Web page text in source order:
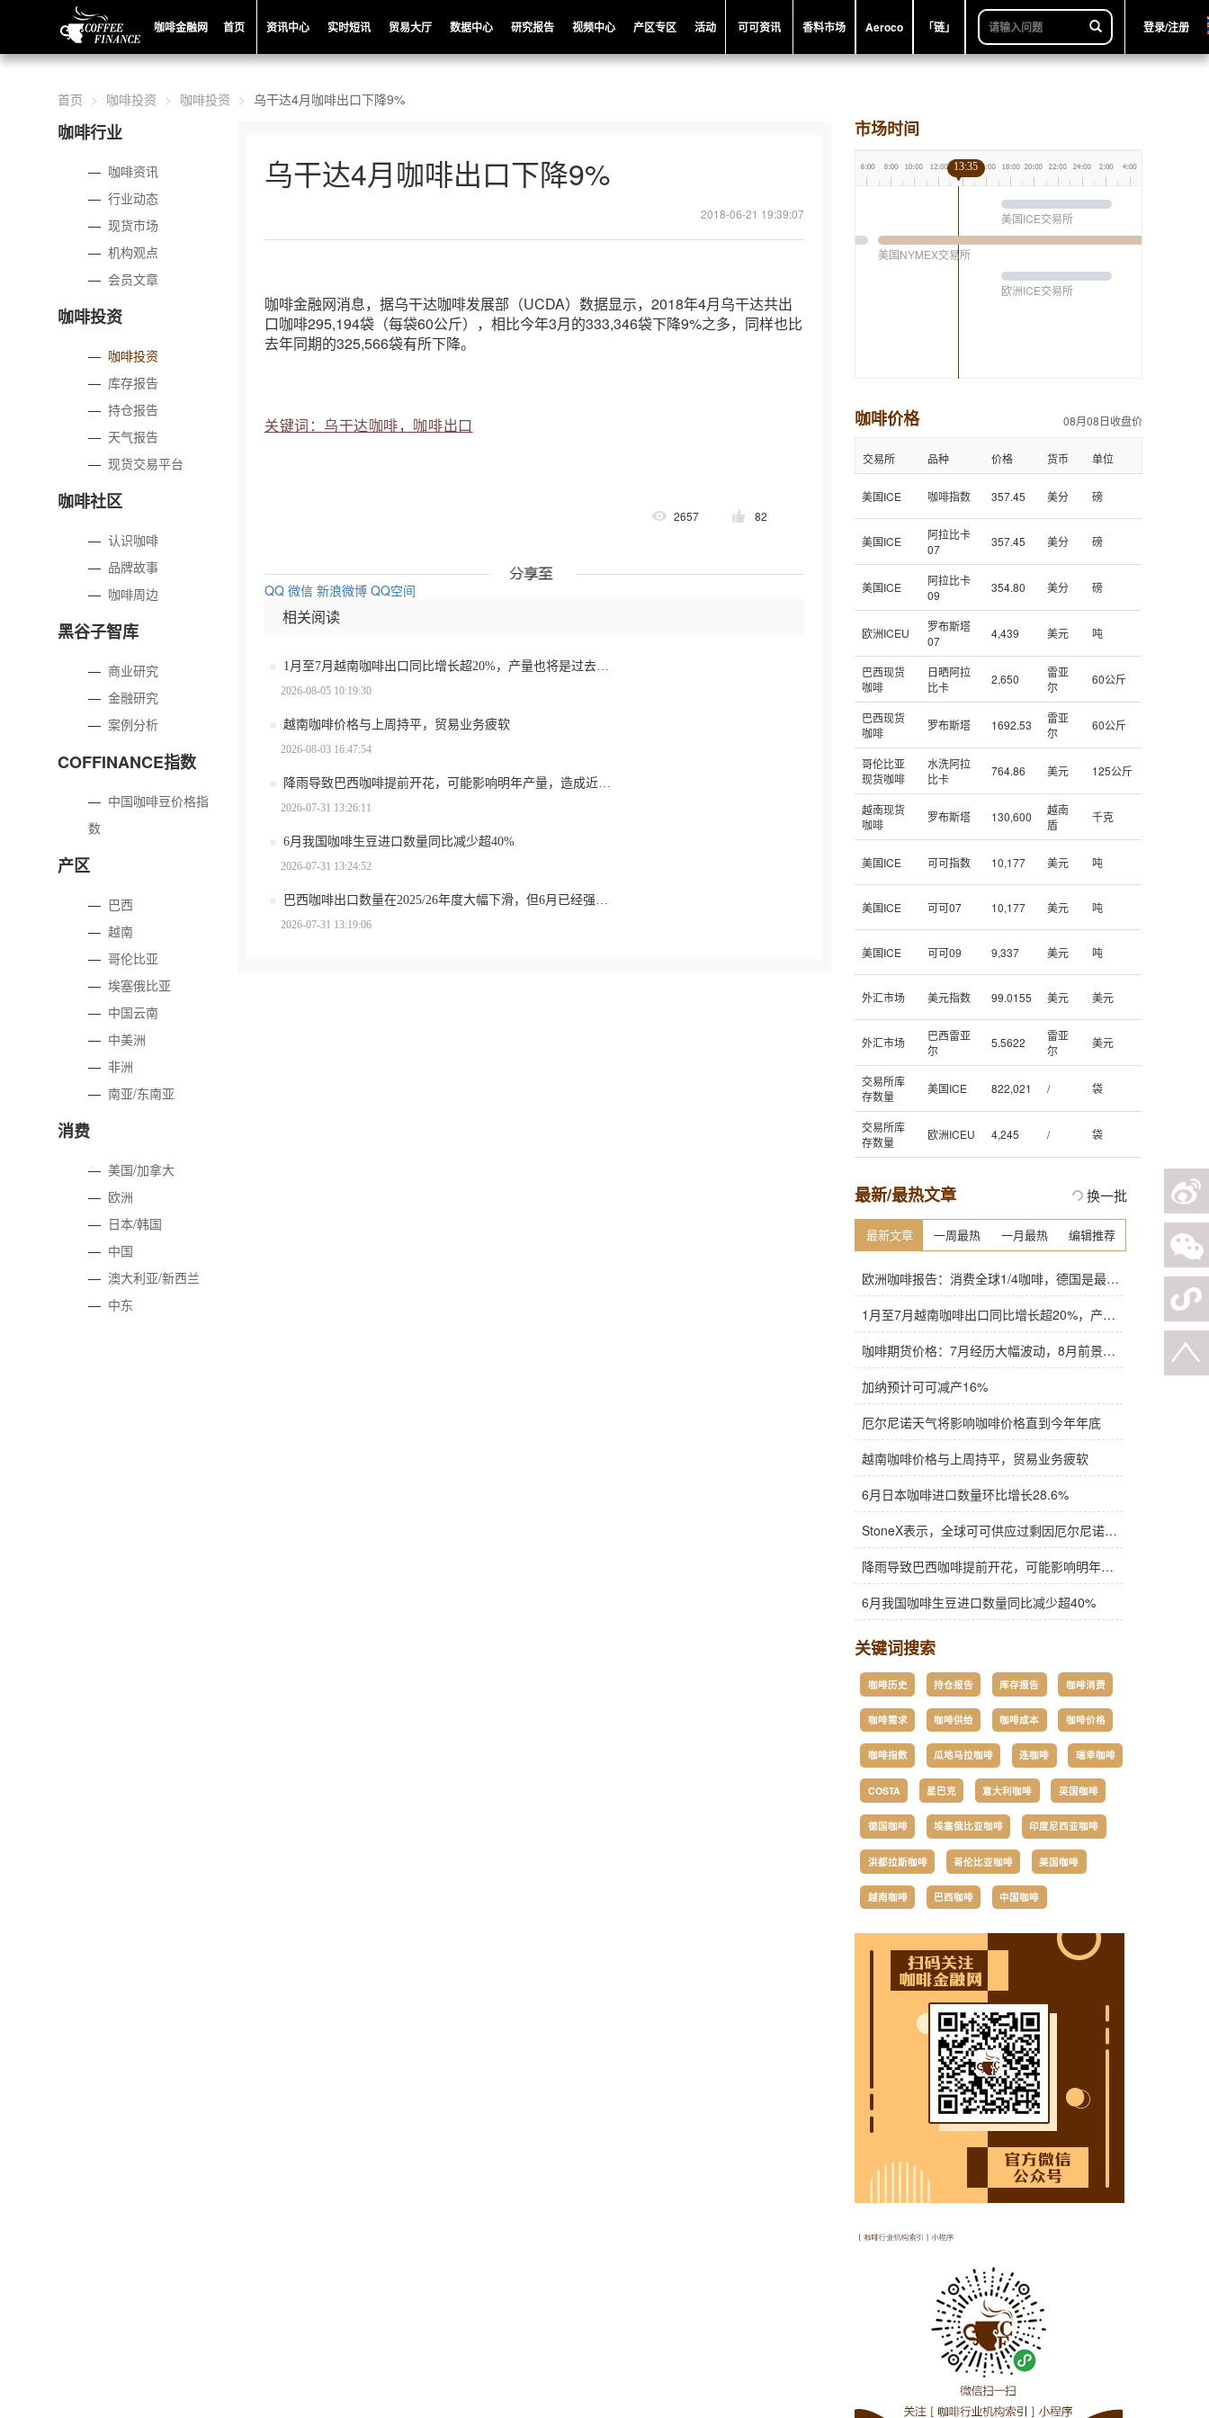
咖啡金融网 首页 资讯中心 实时短讯 贸易大厅 数据中心 研究报告 视频中心 产区专区 活动 可可资讯 香料市场 Aeroco 「链」 登录/注册
首页 咖啡投资 咖啡投资 乌干达4月咖啡出口下降9%
咖啡行业
— 咖啡资讯
—行业动态
—现货市场
—机构观点
—会员文章
咖啡投资
— 咖啡投资
— 库存报告
—持仓报告
— 天气报告
—现货交易平台
咖啡社区
—认识咖啡
— 品牌故事
— 咖啡周边
黑谷子智库
— 商业研究
—金融研究
—案例分析
COFFINANCE指数
— 中国咖啡豆价格指
数
产区
— 巴西
—越南
—哥伦比亚
—埃塞俄比亚
— 中国云南
— 中美洲
—非洲
—南亚/东南亚
消费
—美国/加拿大
— 欧洲
— 日本/韩国
— 中国
— 澳大利亚/新西兰
— 中东
乌干达4月咖啡出口下降9%
2018-06-21 19:39:07
咖啡金融网消息，据乌干达咖啡发展部（UCDA）数据显示，2018年4月乌干达共出
口咖啡295,194袋（每袋60公斤），相比今年3月的333,346袋下降9%之多，同样也比
去年同期的325,566袋有所下降。
关键词：乌干达咖啡，咖啡出口
2657 82
QQ 微信 新浪微博 QQ空间
相关阅读
2026-08-05 10:19:30
越南咖啡价格与上周持平，贸易业务疲软
2026-08-03 16:47:54
2026-07-31 13:26:11
6月我国咖啡生豆进口数量同比减少超40%
2026-07-31 13:24:52
2026-07-31 13:19:06
市场时间
美国ICE交易所
美国NYMEX交易所
欧洲ICE交易所
13:35
咖啡价格 08月08日收盘价
交易所 品种 价格 货币 单位
美国ICE 咖啡指数 357.45 美分 磅
美国ICE
阿拉比卡
07
357.45 美分 磅
美国ICE
阿拉比卡
09
354.80 美分 磅
欧洲ICEU
罗布斯塔
07
4,439 美元 吨
巴西现货
咖啡
日晒阿拉
比卡
2,650
雷亚
尔
60公斤
巴西现货
咖啡
罗布斯塔 1692.53
雷亚
尔
60公斤
哥伦比亚
现货咖啡
水洗阿拉
比卡
764.86 美元 125公斤
越南现货
咖啡
罗布斯塔 130,600
越南
盾
千克
美国ICE 可可指数 10,177 美元 吨
美国ICE 可可07 10,177 美元 吨
美国ICE 可可09 9,337 美元 吨
外汇市场 美元指数 99.0155 美元 美元
外汇市场
巴西雷亚
尔
5.5622
雷亚
尔
美元
交易所库
存数量
美国ICE 822,021 / 袋
交易所库
存数量
欧洲ICEU 4,245 / 袋
最新/最热文章 换一批
最新文章 一周最热 一月最热 编辑推荐
欧洲咖啡报告：消费全球1/4咖啡，德国是最大进口国，意大利在烘焙咖啡生产中领先
1月至7月越南咖啡出口同比增长超20%，产量也将是过去四年来最高
咖啡期货价格：7月经历大幅波动，8月前景依旧不明朗
加纳预计可可减产16%
厄尔尼诺天气将影响咖啡价格直到今年年底
越南咖啡价格与上周持平，贸易业务疲软
6月日本咖啡进口数量环比增长28.6%
StoneX表示，全球可可供应过剩因厄尔尼诺而萎缩
降雨导致巴西咖啡提前开花，可能影响明年产量，造成近期价格波动极不稳定
6月我国咖啡生豆进口数量同比减少超40%
关键词搜索
咖啡历史 持仓报告 库存报告 咖啡消费
咖啡需求 咖啡供给 咖啡成本 咖啡价格
咖啡指数 瓜地马拉咖啡 连咖啡 瑞幸咖啡
COSTA 星巴克 意大利咖啡 英国咖啡
德国咖啡 埃塞俄比亚咖啡 印度尼西亚咖啡
洪都拉斯咖啡 哥伦比亚咖啡 美国咖啡
越南咖啡 巴西咖啡 中国咖啡